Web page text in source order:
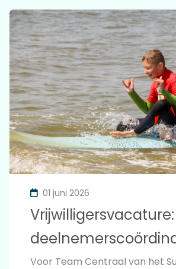
Vrijwilligersvacature:
01 juni 2026
Voor Team Centraal van het